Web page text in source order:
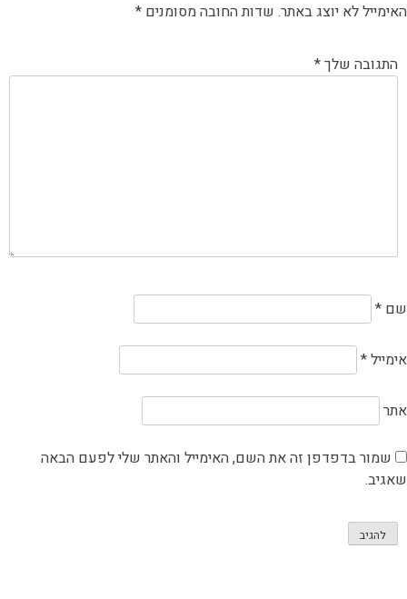
האימייל לא יוצג באתר. שדות החובה מסומנים *
התגובה שלך*
שם *
אימייל*
אתר
שמור בדפדפן זה את השם, האימייל והאתר שלי לפעם הבאה
שאגיב.